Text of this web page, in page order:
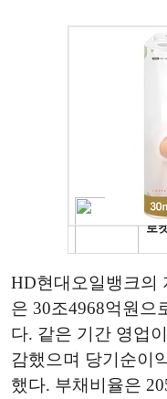
HD현대오일뱅크의
은 30조4968억원으
다. 같은 기간 영업
감했으며 당기순이
했다. 부채비율은